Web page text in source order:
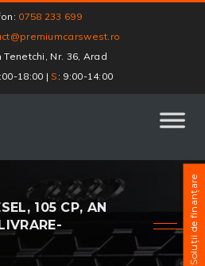
0758 233 699
Tenetchi, Nr. 36, Arad
18:00 | S : 9:00-14:00
105 CP, AN
Soluții de finanțare